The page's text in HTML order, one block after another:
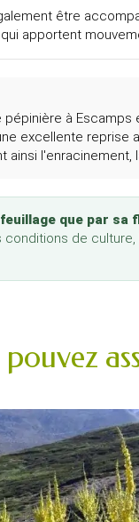
être
qui apportent
à Escamps
excellente
ainsi
que par sa
de
pouvez